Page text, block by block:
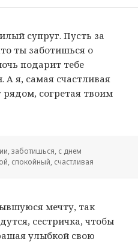
супруг. Пусть за
ты заботишься о
подарит тебе
А я, самая счастливая
согретая твоим
,заботишься, с днем
, спокойный, счастливая
мечту, так
сестричка, чтобы
улыбкой свою